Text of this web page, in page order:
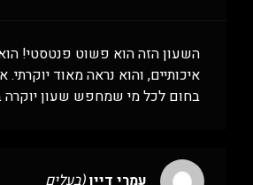
השעון הזה הוא פשוט פנטסטי!
איכותיים, והוא נראה מאוד יוקרתי.
בחום לכל מי שמחפש שעון
עמרי דיין(בעלים